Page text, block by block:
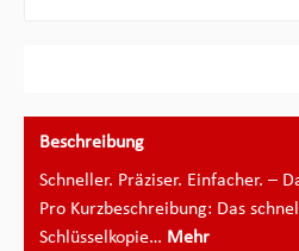
Beschreibung
Schneller. Präziser. Einfacher. –
Pro Kurzbeschreibung: Das
Schlüsselkopie… Mehr